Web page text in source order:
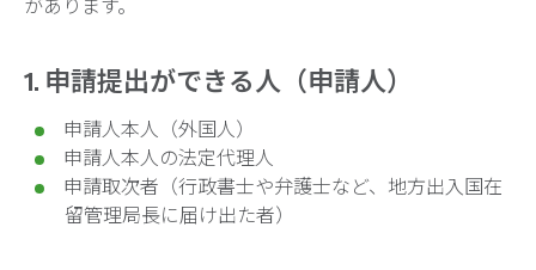
があります。
1. 申請提出ができる人（申請人）
申請人本人（外国人）
申請人本人の法定代理人
申請取次者（行政書士や弁護士など、地方出入国在
留管理局長に届け出た者）